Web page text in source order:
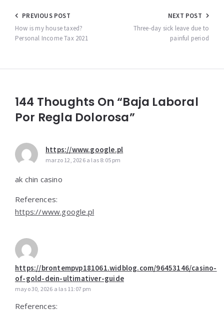
Navegación
de
PREVIOUS POST
How is my house taxed?
Personal Income Tax 2021
NEXT POST
Three-day sick leave due to
painful period
144 Thoughts On “Baja Laboral
Por Regla Dolorosa”
https://www.google.pl
marzo 12, 2026 a las 8:05 pm
ak chin casino
References:
https://www.google.pl
https://brontempvp181061.widblog.com/96453146/casino-
of-gold-dein-ultimativer-guide
mayo 30, 2026 a las 11:07 pm
References: